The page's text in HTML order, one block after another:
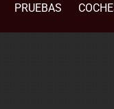
PRUEBAS